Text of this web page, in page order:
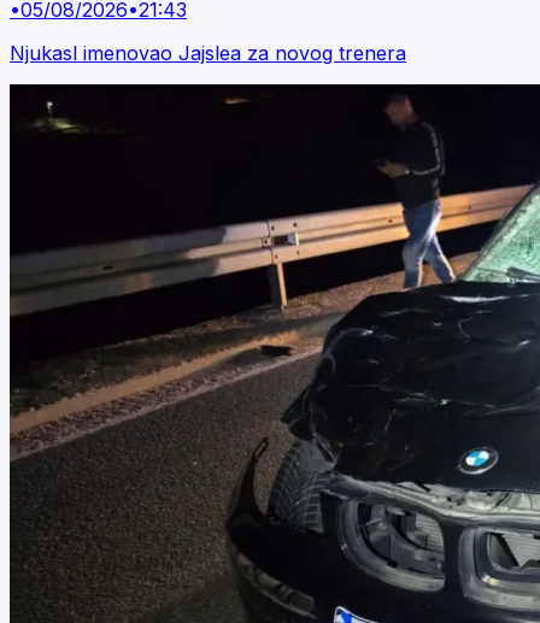
•05/08/2026•21:43
Njukasl imenovao Jajslea za novog trenera